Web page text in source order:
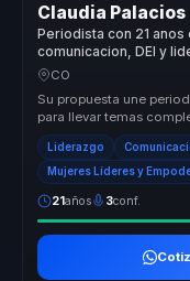
Claudia Palacios
Periodista con 21 anos
comunicacion, DEI y
ejecutivas para lideres.
CO
Su propuesta une
para llevar temas
movilizadora....
Liderazgo
Mujeres Líderes y
21años 3conf.